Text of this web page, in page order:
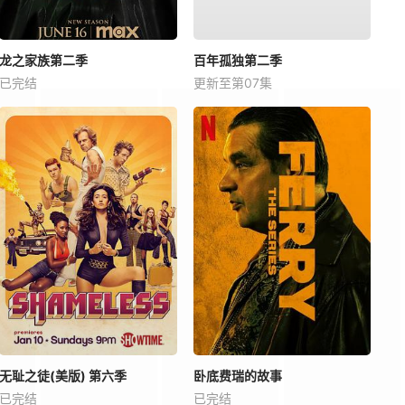
龙之家族第二季
已完结
百年孤独第二季
更新至第07集
无耻之徒(美版) 第六季
已完结
卧底费瑞的故事
已完结